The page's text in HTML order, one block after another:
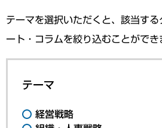
テーマを選択いただくと、該当す
ート・コラムを絞り込むことができ
テーマ
経営戦略